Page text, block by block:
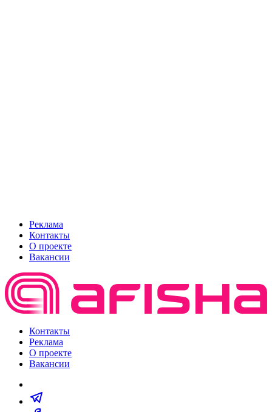
Реклама
Контакты
О проекте
Вакансии
Контакты
Реклама
О проекте
Вакансии